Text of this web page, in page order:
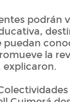
podrán
puedan
la
explicaron.